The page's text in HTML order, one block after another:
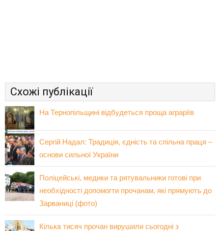
Схожі публікації
На Тернопільщині відбудеться проща аграріїв
Сергій Надал: Традиція, єдність та спільна праця –
основи сильної України
Поліцейські, медики та рятувальники готові при
необхідності допомогти прочанам, які прямують до
Зарваниці (фото)
Кілька тисяч прочан вирушили сьогодні з